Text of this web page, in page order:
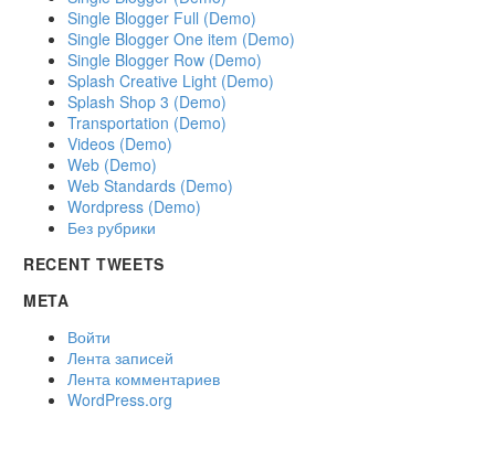
Single Blogger Full (Demo)
Single Blogger One item (Demo)
Single Blogger Row (Demo)
Splash Creative Light (Demo)
Splash Shop 3 (Demo)
Transportation (Demo)
Videos (Demo)
Web (Demo)
Web Standards (Demo)
Wordpress (Demo)
Без рубрики
RECENT TWEETS
META
Войти
Лента записей
Лента комментариев
WordPress.org